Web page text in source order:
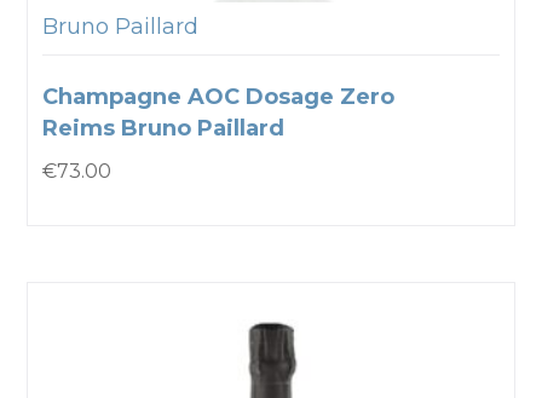
Bruno Paillard
Champagne AOC Dosage Zero
Reims Bruno Paillard
€73.00